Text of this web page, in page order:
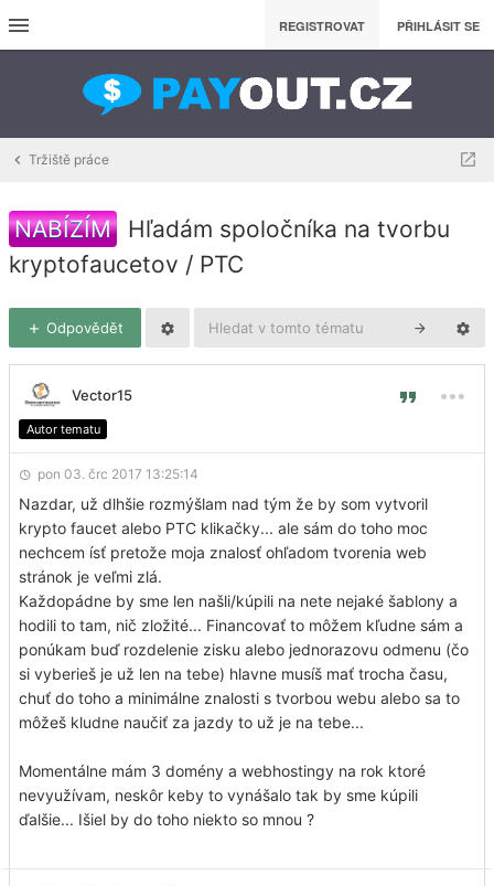
REGISTROVAT PŘIHLÁSIT SE
Tržiště práce
NABÍZÍM
Hľadám spoločníka na tvorbu
kryptofaucetov / PTC
Odpovědět
Vector15
Autor tematu
pon 03. črc 2017 13:25:14
Nazdar, už dlhšie rozmýšlam nad tým že by som vytvoril
krypto faucet alebo PTC klikačky... ale sám do toho moc
nechcem ísť pretože moja znalosť ohľadom tvorenia web
stránok je veľmi zlá.
Každopádne by sme len našli/kúpili na nete nejaké šablony a
hodili to tam, nič zložité... Financovať to môžem kľudne sám a
ponúkam buď rozdelenie zisku alebo jednorazovu odmenu (čo
si vyberieš je už len na tebe) hlavne musíš mať trocha času,
chuť do toho a minimálne znalosti s tvorbou webu alebo sa to
môžeš kludne naučiť za jazdy to už je na tebe...
Momentálne mám 3 domény a webhostingy na rok ktoré
nevyužívam, neskôr keby to vynášalo tak by sme kúpili
ďalšie... Išiel by do toho niekto so mnou ?